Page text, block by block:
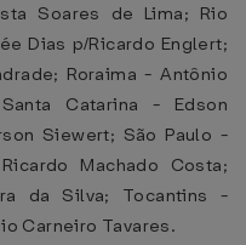
Soares de Lima; Rio
Dias p/Ricardo Englert;
Roraima - Antônio
Catarina - Edson
Siewert; São Paulo -
Machado Costa;
da Silva; Tocantins -
Carneiro Tavares.